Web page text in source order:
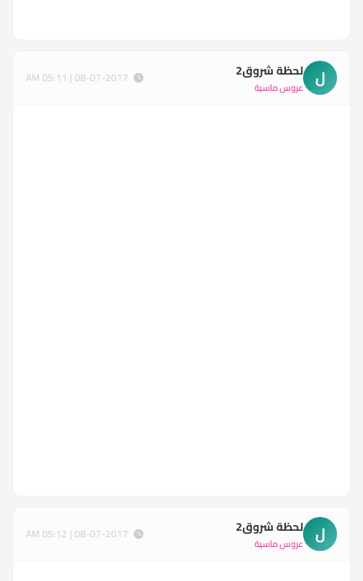
ل لحظة شروق2
عروس ماسية
ل لحظة شروق2
عروس ماسية